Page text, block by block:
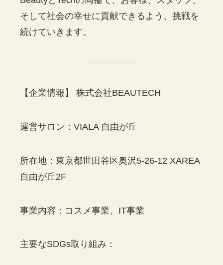
そして社会の幸せに貢献できるよう、挑戦を
続けていきます。
【企業情報】 株式会社BEAUTECH
運営サロン：VIALA 自由が丘
所在地：東京都世田谷区奥沢5-26-12 XAREA
自由が丘2F
事業内容：コスメ事業、IT事業
主要なSDGs取り組み：